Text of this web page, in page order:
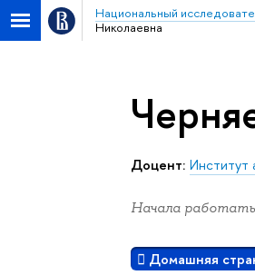
Национальный
Николаевна
Доцент: Институт
Начала
Домашняя